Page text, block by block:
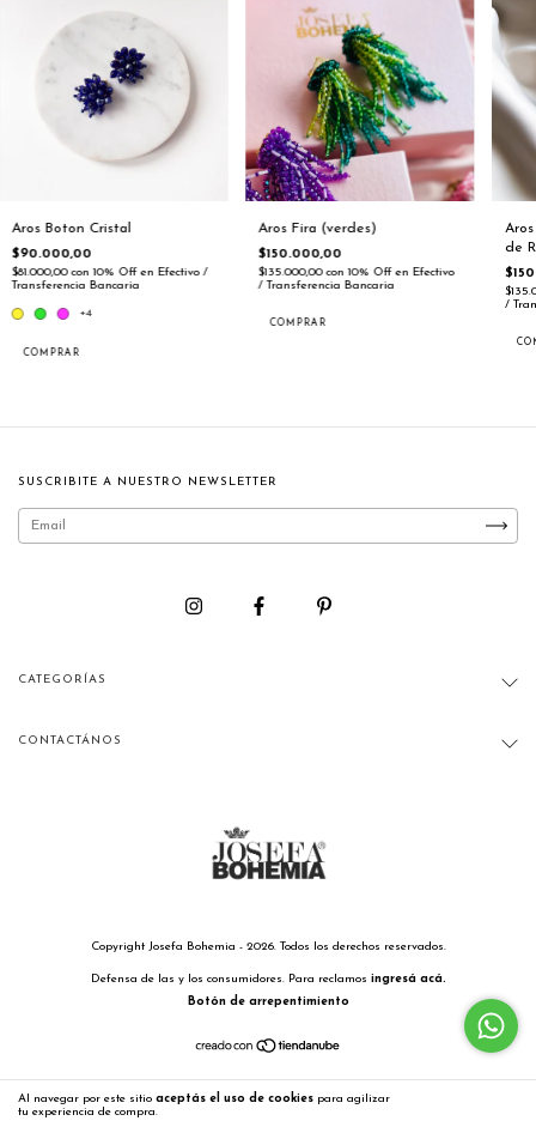
Al navegar por este sitio aceptás el uso de cookies para agilizar
tu experiencia de compra.
Aros Boton Cristal
$90.000,00
$81.000,00con 10% Off en Efectivo /
Transferencia Bancaria
+4
COMPRAR
Aros Fira (verdes)
$150.000,00
$135.000,00con 10% Off en Efectivo
/ Transferencia Bancaria
de
/
SUSCRIBITE A NUESTRO NEWSLETTER
CATEGORÍAS
CONTACTÁNOS
Copyright Josefa Bohemia - 2026. Todos los derechos reservados.
Defensa de las y los consumidores. Para reclamos ingresá acá.
Botón de arrepentimiento